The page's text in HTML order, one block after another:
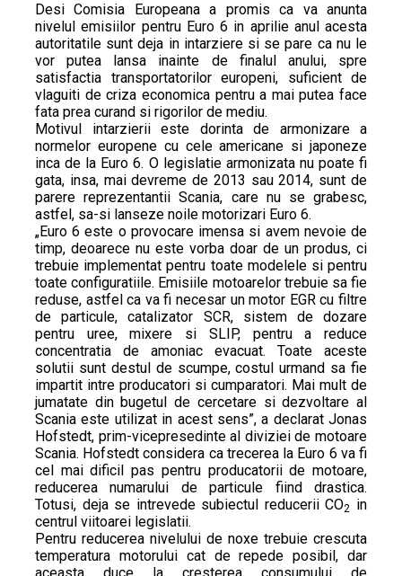
Desi Comisia Europeana a promis ca va anunta
nivelul emisiilor pentru Euro 6 in aprilie anul acesta
autoritatile sunt deja in intarziere si se pare ca nu le
vor putea lansa inainte de finalul anului, spre
satisfactia transportatorilor europeni, suficient de
vlaguiti de criza economica pentru a mai putea face
fata prea curand si rigorilor de mediu.
Motivul intarzierii este dorinta de armonizare a
normelor europene cu cele americane si japoneze
inca de la Euro 6. O legislatie armonizata nu poate fi
gata, insa, mai devreme de 2013 sau 2014, sunt de
parere reprezentantii Scania, care nu se grabesc,
astfel, sa-si lanseze noile motorizari Euro 6.
„Euro 6 este o provocare imensa si avem nevoie de
timp, deoarece nu este vorba doar de un produs, ci
trebuie implementat pentru toate modelele si pentru
toate configuratiile. Emisiile motoarelor trebuie sa fie
reduse, astfel ca va fi necesar un motor EGR cu filtre
de particule, catalizator SCR, sistem de dozare
pentru uree, mixere si SLIP, pentru a reduce
concentratia de amoniac evacuat. Toate aceste
solutii sunt destul de scumpe, costul urmand sa fie
impartit intre producatori si cumparatori. Mai mult de
jumatate din bugetul de cercetare si dezvoltare al
Scania este utilizat in acest sens”, a declarat Jonas
Hofstedt, prim-vicepresedinte al diviziei de motoare
Scania. Hofstedt considera ca trecerea la Euro 6 va fi
cel mai dificil pas pentru producatorii de motoare,
reducerea numarului de particule fiind drastica.
Totusi, deja se intrevede subiectul reducerii CO2 in
centrul viitoarei legislatii.
Pentru reducerea nivelului de noxe trebuie crescuta
temperatura motorului cat de repede posibil, dar